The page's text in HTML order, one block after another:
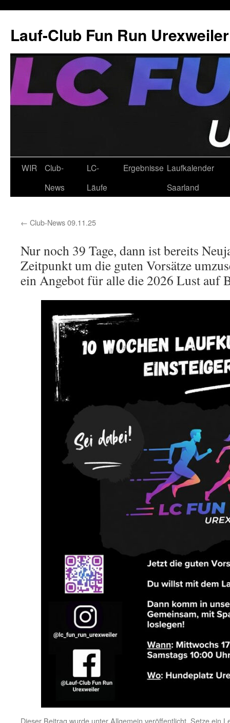
springen
Lauf-Club Fun Run
WIR
Club-
News
LC-
Läufe
Ergebnisse Laufkalender
Saarland
← Club-News 09.11.25
Nur noch 39 Tage, dann ist bereits
Zeitpunkt um die guten Vorsätze
ein Angebot für alle die 2026 Lust auf
Dieser Beitrag wurde unterAllgemein veröffentlicht. Setze ein